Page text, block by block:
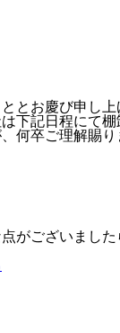
お慶び申し上
下記日程にて
何卒ご理解賜り
がございまし